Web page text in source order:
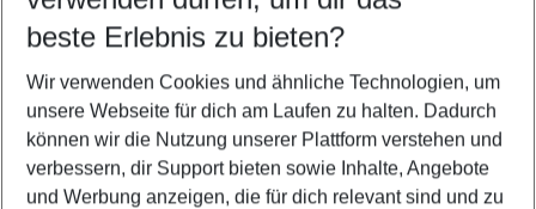
5-8 Nächte
2 Erwachsene Keine Kinder
Mehr Filter anzeigen
beste Erlebnis zu bieten?
Wir verwenden Cookies und ähnliche Technologien, um
unsere Webseite für dich am Laufen zu halten. Dadurch
können wir die Nutzung unserer Plattform verstehen und
verbessern, dir Support bieten sowie Inhalte, Angebote
und Werbung anzeigen, die für dich relevant sind und zu